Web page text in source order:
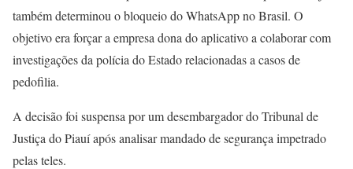
também determinou o bloqueio do WhatsApp no Brasil. O
objetivo era forçar a empresa dona do aplicativo a colaborar com
investigações da polícia do Estado relacionadas a casos de
pedofilia.
A decisão foi suspensa por um desembargador do Tribunal de
Justiça do Piauí após analisar mandado de segurança impetrado
pelas teles.